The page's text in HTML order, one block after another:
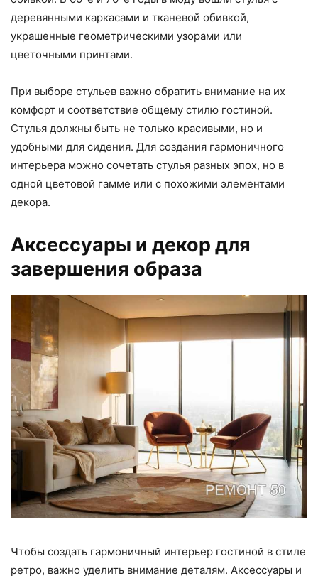
деревянными каркасами и тканевой обивкой,
украшенные геометрическими узорами или
цветочными принтами.
При выборе стульев важно обратить внимание на их
комфорт и соответствие общему стилю гостиной.
Стулья должны быть не только красивыми, но и
удобными для сидения. Для создания гармоничного
интерьера можно сочетать стулья разных эпох, но в
одной цветовой гамме или с похожими элементами
декора.
Аксессуары и декор для
завершения образа
Чтобы создать гармоничный интерьер гостиной в стиле
ретро, важно уделить внимание деталям. Аксессуары и